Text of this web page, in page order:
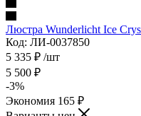
Люстра Wunderlicht Ice
Код: ЛИ-0037850
5 335 ₽ /шт
5 500 ₽
-3%
Экономия 165 ₽